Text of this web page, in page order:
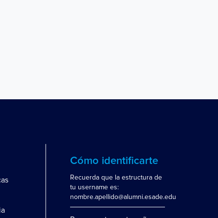
Cómo identificarte
Recuerda que la estructura de
tu username es:
nombre.apellido@alumni.esade.edu